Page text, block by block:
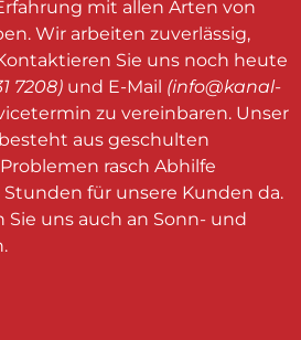
mit allen Arten von
Wir arbeiten zuverlässig,
Sie uns noch heute
7208) und E-Mail (info@kanal-
zu vereinbaren. Unser
aus geschulten
rasch Abhilfe
Stunden für unsere Kunden da.
uns auch an Sonn- und